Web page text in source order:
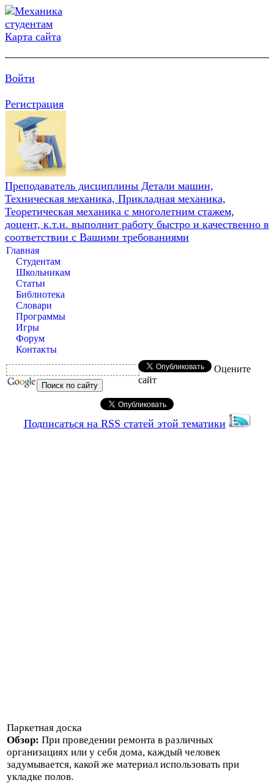
Карта сайта
Войти
Регистрация
Преподаватель дисциплины Детали машин,
Техническая механика, Прикладная механика,
Теоретическая механика с многолетним стажем,
доцент, к.т.н. выполнит работу быстро и качественно в
соответствии с Вашими требованиями
Главная
Студентам
Школьникам
Статьи
Библиотека
Словари
Программы
Игры
Форум
Контакты
Оцените
сайт
Подписаться на RSS статей этой тематики
Паркетная доска
Обзор: При проведении ремонта в различных
организациях или у себя дома, каждый человек
задумывается, какой же материал использовать при
укладке полов.